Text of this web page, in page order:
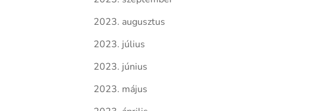
2023. augusztus
2023. július
2023. június
2023. május